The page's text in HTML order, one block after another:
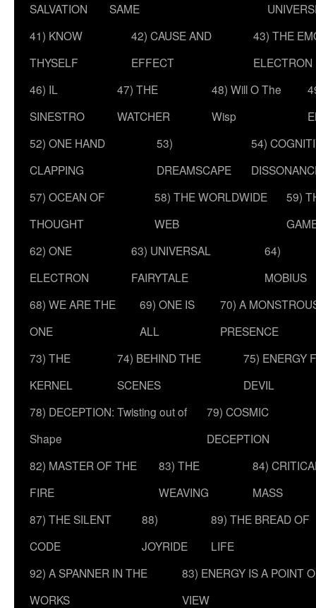
SALVATION
SAME
41) KNOW
THYSELF
42) CAUSE AND
EFFECT
43) THE
ELECTRON
46) IL
SINESTRO
47) THE
WATCHER
48) Will O The
Wisp
52) ONE HAND
CLAPPING
53)
DREAMSCAPE
54)
57) OCEAN OF
THOUGHT
58) THE WORLDWIDE
WEB
59)
62) ONE
ELECTRON
63) UNIVERSAL
FAIRYTALE
64)
MOBIUS
68) WE ARE THE
ONE
69) ONE IS
ALL
70) A
PRESENCE
73) THE
KERNEL
74) BEHIND THE
SCENES
75) ENERGY
DEVIL
78) DECEPTION: Twisting out of
Shape
79) COSMIC
DECEPTION
82) MASTER OF THE
FIRE
83) THE
WEAVING
84)
MASS
87) THE SILENT
CODE
88)
JOYRIDE
89) THE BREAD OF
LIFE
92) A SPANNER IN THE
WORKS
83) ENERGY IS A POINT
VIEW